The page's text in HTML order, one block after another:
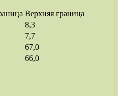
Верхняя граница
8,3
7,7
67,0
66,0